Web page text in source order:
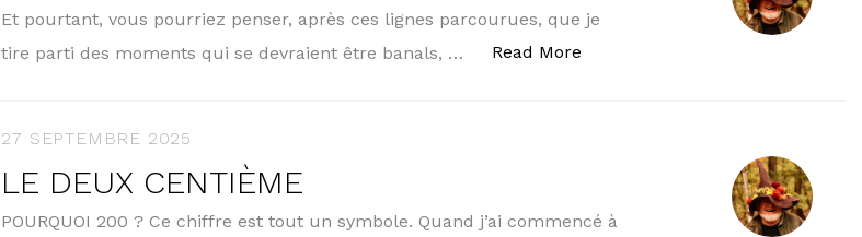
Et pourtant, vous pourriez penser, après ces lignes parcourues, que je
tire parti des moments qui se devraient être banals, …
Read More
27 SEPTEMBRE 2025
LE DEUX CENTIÈME
POURQUOI 200 ? Ce chiffre est tout un symbole. Quand j’ai commencé à